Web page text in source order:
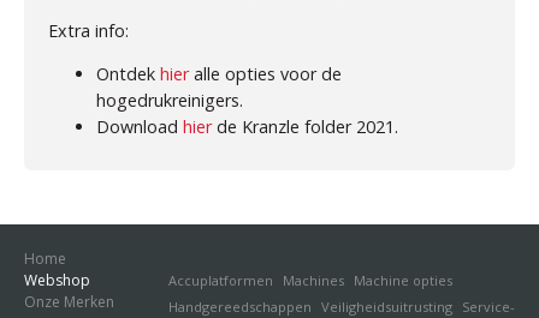
Extra info:
Ontdek hieralle opties voor de
hogedrukreinigers.
Download hierde Kranzle folder 2021.
Home
Webshop
Accuplatformen Machines Machine opties
Handgereedschappen Veiligheidsuitrusting Service-
Onze Merken